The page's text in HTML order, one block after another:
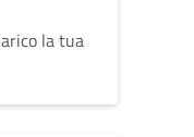
la tua